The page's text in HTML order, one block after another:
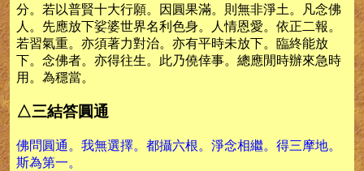
分。若以普賢十大行願。因圓果滿。則無非淨土。凡念佛
人。先應放下娑婆世界名利色身。人情恩愛。依正二報。
若習氣重。亦須著力對治。亦有平時未放下。臨終能放
下。念佛者。亦得往生。此乃僥倖事。總應閒時辦來急時
用。為穩當。
△三結答圓通
佛問圓通。我無選擇。都攝六根。淨念相繼。得三摩地。
斯為第一。